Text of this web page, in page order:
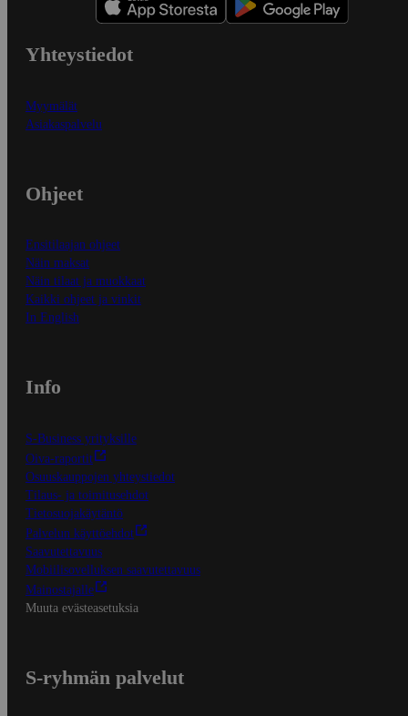
Yhteystiedot
Myymälät
Asiakaspalvelu
Ohjeet
Ensitilaajan ohjeet
Näin maksat
Näin tilaat ja muokkaat
Kaikki ohjeet ja vinkit
In English
Info
S-Business yrityksille
Oiva-raportit
Osuuskauppojen yhteystiedot
Tilaus- ja toimitusehdot
Tietosuojakäytäntö
Palvelun käyttöehdot
Saavutettavuus
Mobiilisovelluksen saavutettavuus
Mainostajalle
Muuta evästeasetuksia
S-ryhmän palvelut